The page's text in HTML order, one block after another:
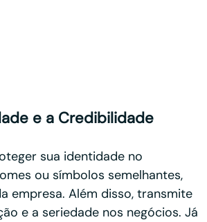
e a Credibilidade
sua identidade no
ou símbolos semelhantes,
empresa. Além disso, transmite
e a seriedade nos negócios. Já